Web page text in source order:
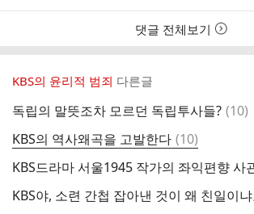
댓글 전체보기
KBS의 윤리적 범죄 다른글
독립의 말뜻조차 모르던 독립투사들? 댓
(10)
KBS의 역사왜곡을 고발한다 댓
글
(10)
KBS드라마 서울1945 작가의 좌익편향 사
KBS야, 소련 간첩 잡아낸 것이 왜 친일이